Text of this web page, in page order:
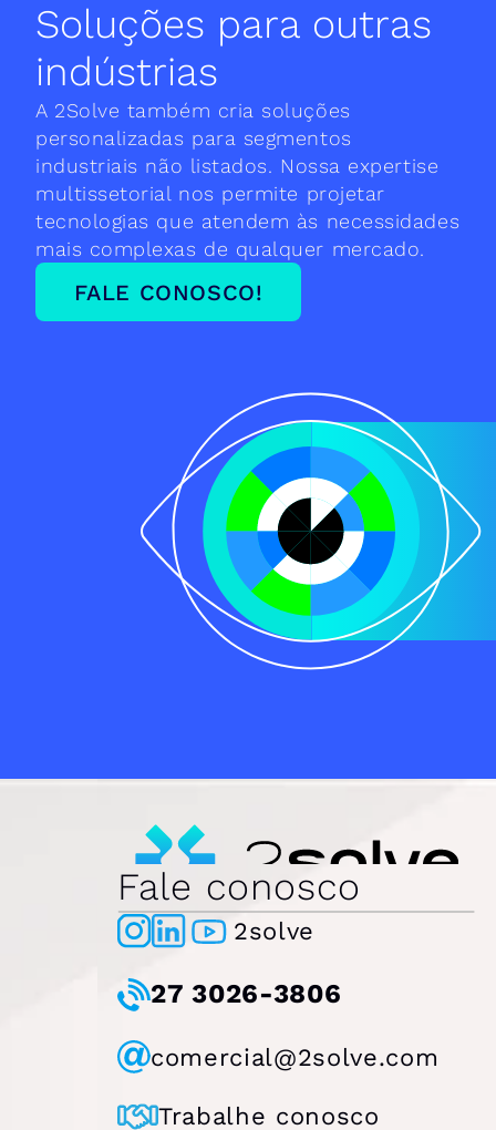
Soluções para outras
indústrias
A 2Solve também cria soluções
personalizadas para segmentos
industriais não listados. Nossa expertise
multissetorial nos permite projetar
tecnologias que atendem às necessidades
mais complexas de qualquer mercado.
FALE CONOSCO!
Fale conosco
2solve
27 3026-3806
comercial@2solve.com
Trabalhe conosco